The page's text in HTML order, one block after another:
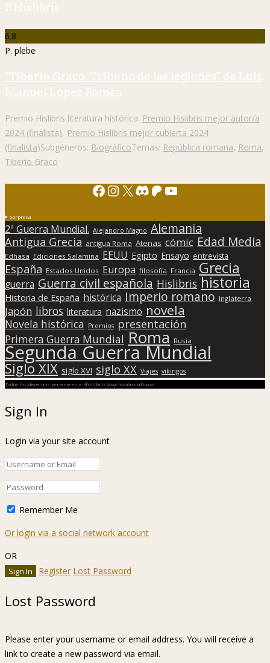
P. Hislibris
6.8
P. plebe
"Tiberio Graco. Tribuno de las legiones" de Luis
Manuel López Román
Premio Hislibris literatura histórica: Premio Hislibris mejor autor/a
2024 (finalista), Premio Hislibris mejor cubierta 2024
(finalista)Subgéneros: BiográficoTemas: República romana, Roma,
Tiberio Graco
Facebook
Instagram
X Discord
Patreon
YouTube
Sorpresa
2ª Guerra Mundial. Alejandro Magno Alemania
Antigua Grecia antigua Roma Atenas cómic Edad Media
Edhasa Ediciones Salamina EEUU Egipto Ensayo entrevista
España Estados Unidos Europa filosofía Francia Grecia
guerra Guerra civil española Hislibris historia
Historia de España histórica Imperio romano Inglaterra
Japón libros literatura nazismo novela
Novela histórica Premios presentación
Primera Guerra Mundial Roma Rusia
Segunda Guerra Mundial
Siglo XIX siglo XVI siglo XX Viajes vikingos
Todos los derechos pertenecen a Hislibris Asociación cultural
Sign In
Login via your site account
Remember Me
Or login via a social network account
OR
Register Lost Password
Lost Password
Please enter your username or email address. You will receive a
link to create a new password via email.